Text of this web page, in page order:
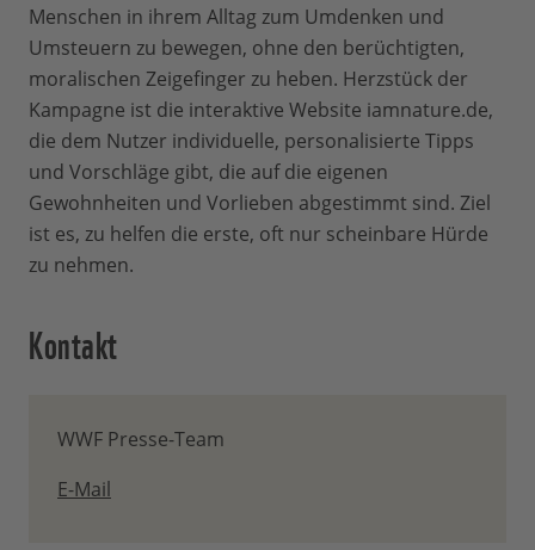
Menschen in ihrem Alltag zum Umdenken und
Umsteuern zu bewegen, ohne den berüchtigten,
moralischen Zeigefinger zu heben. Herzstück der
Kampagne ist die interaktive Website iamnature.de,
die dem Nutzer individuelle, personalisierte Tipps
und Vorschläge gibt, die auf die eigenen
Gewohnheiten und Vorlieben abgestimmt sind. Ziel
ist es, zu helfen die erste, oft nur scheinbare Hürde
zu nehmen.
Kontakt
WWF Presse-Team
E-Mail